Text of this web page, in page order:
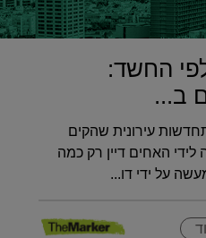
החשד:
ב...
עירונית שהקים
2016, והועברה לידי האחים דיין רק כמה
על ידי דו...